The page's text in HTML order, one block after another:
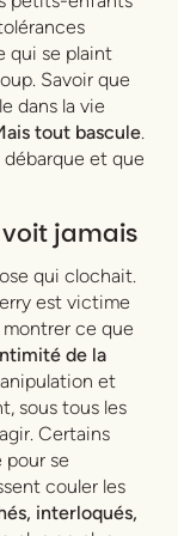
qui se plaint
Savoir que
dans la vie
tout bascule.
et que
voit jamais
qui clochait.
est victime
montrer ce que
de la
et
sous tous les
Certains
pour se
couler les
interloqués,